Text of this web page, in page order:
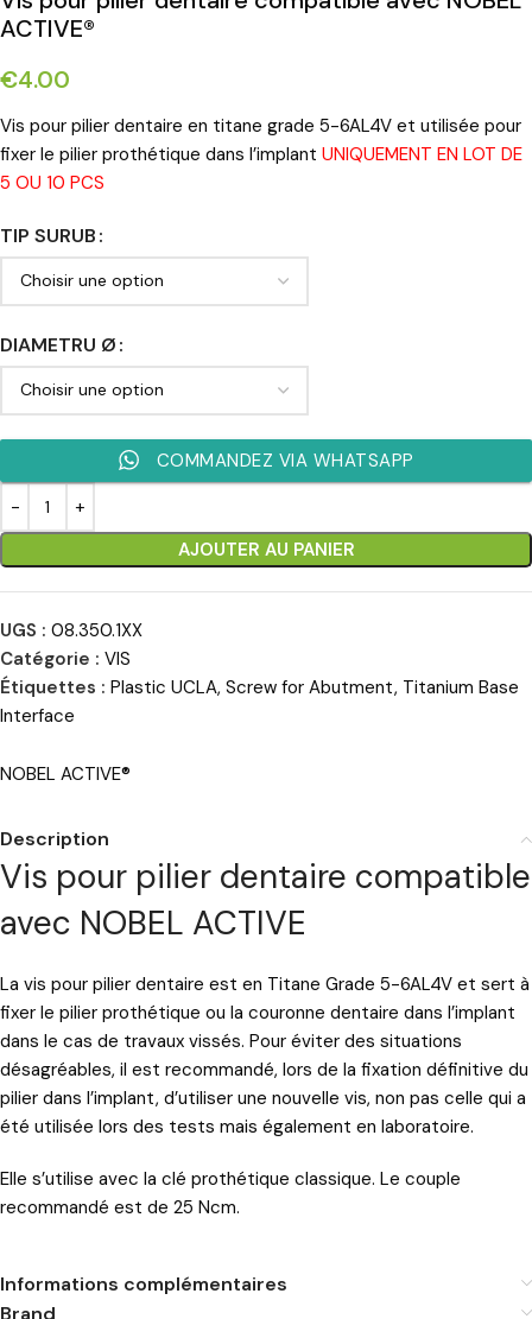
ACTIVE®
€4.00
Vis pour pilier dentaire en titane grade 5-6AL4V et utilisée pour
fixer le pilier prothétique dans l’implant UNIQUEMENT EN LOT DE
5 OU 10 PCS
TIP SURUB
DIAMETRU Ø
AJOUTER AU PANIER
COMMANDEZ VIA WHATSAPP
UGS : 08.350.1XX
Catégorie : VIS
Étiquettes : Plastic UCLA, Screw for Abutment, Titanium Base
Interface
NOBEL ACTIVE®
Description
Vis pour pilier dentaire compatible
avec NOBEL ACTIVE
La vis pour pilier dentaire est en Titane Grade 5-6AL4V et sert à
fixer le pilier prothétique ou la couronne dentaire dans l’implant
dans le cas de travaux vissés. Pour éviter des situations
désagréables, il est recommandé, lors de la fixation définitive du
pilier dans l’implant, d’utiliser une nouvelle vis, non pas celle qui a
été utilisée lors des tests mais également en laboratoire.
Elle s’utilise avec la clé prothétique classique. Le couple
recommandé est de 25 Ncm.
Informations complémentaires
Brand